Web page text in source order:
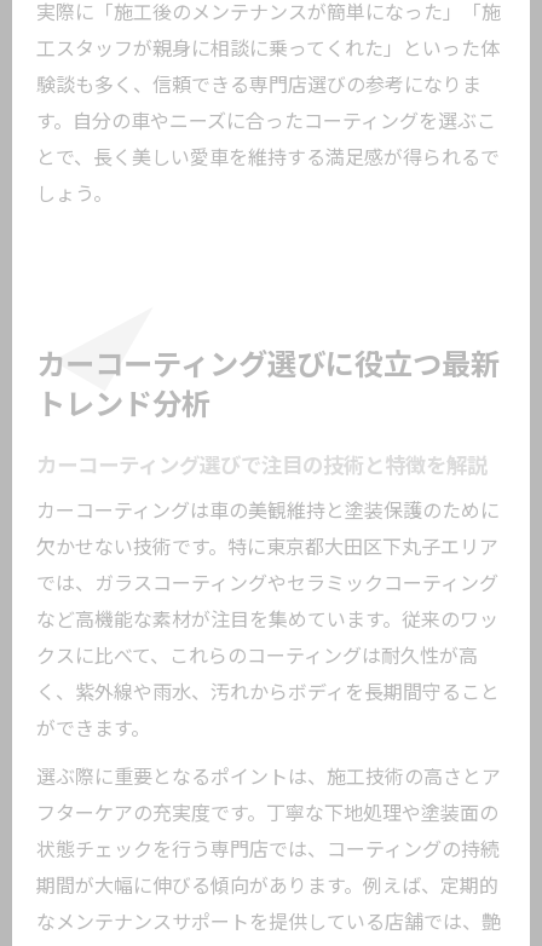
実際に「施工後のメンテナンスが簡単になった」「施
工スタッフが親身に相談に乗ってくれた」といった体
験談も多く、信頼できる専門店選びの参考になりま
す。自分の車やニーズに合ったコーティングを選ぶこ
とで、長く美しい愛車を維持する満足感が得られるで
しょう。
カーコーティング選びに役立つ最新
トレンド分析
カーコーティング選びで注目の技術と特徴を解説
カーコーティングは車の美観維持と塗装保護のために
欠かせない技術です。特に東京都大田区下丸子エリア
では、ガラスコーティングやセラミックコーティング
など高機能な素材が注目を集めています。従来のワッ
クスに比べて、これらのコーティングは耐久性が高
く、紫外線や雨水、汚れからボディを長期間守ること
ができます。
選ぶ際に重要となるポイントは、施工技術の高さとア
フターケアの充実度です。丁寧な下地処理や塗装面の
状態チェックを行う専門店では、コーティングの持続
期間が大幅に伸びる傾向があります。例えば、定期的
なメンテナンスサポートを提供している店舗では、艶